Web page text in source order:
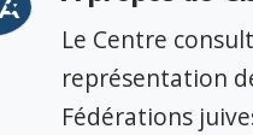
Le Centre
représentation
Fédérations